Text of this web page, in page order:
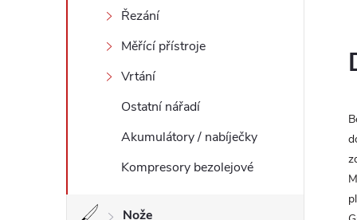
Řezání
Měřící přístroje
Vrtání
Ostatní nářadí
Akumulátory / nabíječky
Kompresory bezolejové
Nože